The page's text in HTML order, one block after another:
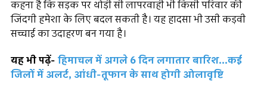
कहना है कि सड़क पर थोड़ी सी लापरवाही भी किसी परिवार की
जिंदगी हमेशा के लिए बदल सकती है। यह हादसा भी उसी कड़वी
सच्चाई का उदाहरण बन गया है।
यह भी पढ़ें- हिमाचल में अगले 6 दिन लगातार बारिश...कई
जिलों में अलर्ट, आंधी-तूफान के साथ होगी ओलावृष्टि